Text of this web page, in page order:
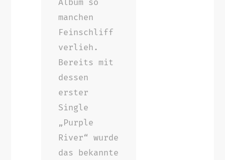
Album so
manchen
Feinschliff
verlieh.
Bereits mit
dessen
erster
Single
„Purple
River“ wurde
das bekannte